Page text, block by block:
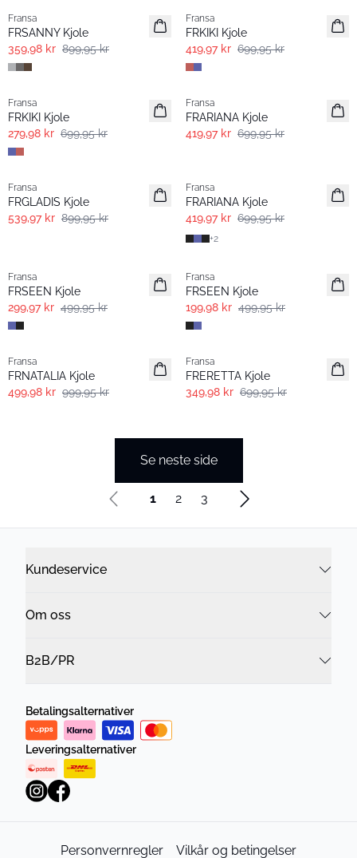
Fransa
FRSANNY Kjole
359,98 kr 899,95 kr
Fransa
FRKIKI Kjole
419,97 kr 699,95 kr
- 60% | Salg
Fransa
FRKIKI Kjole
279,98 kr 699,95 kr
- 40% | Salg
Fransa
FRARIANA Kjole
419,97 kr 699,95 kr
- 40% | Salg
Fransa
FRGLADIS Kjole
539,97 kr 899,95 kr
Extended size
Fransa
FRARIANA Kjole
419,97 kr 699,95 kr
+2
Fransa
FRSEEN Kjole
299,97 kr 499,95 kr
Fransa
FRSEEN Kjole
199,98 kr 499,95 kr
- 50%
Fransa
FRNATALIA Kjole
499,98 kr 999,95 kr
- 50%
Fransa
FRERETTA Kjole
349,98 kr 699,95 kr
Se neste side
1 2 3
Kundeservice
Om oss
B2B/PR
Betalingsalternativer
Leveringsalternativer
Personvernregler Vilkår og betingelser